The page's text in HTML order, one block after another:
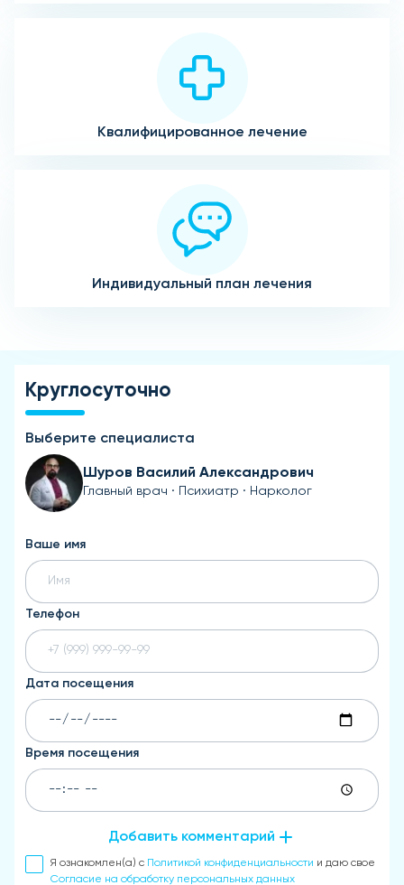
Квалифицированное лечение
Индивидуальный план лечения
Круглосуточно
Выберите специалиста
Шуров Василий Александрович
Главный врач · Психиатр · Нарколог
Ваше имя
Телефон
Дата посещения
Время посещения
Добавить комментарий
Я ознакомлен(а) с Политикой конфиденциальности и даю свое
Согласие на обработку персональных данных